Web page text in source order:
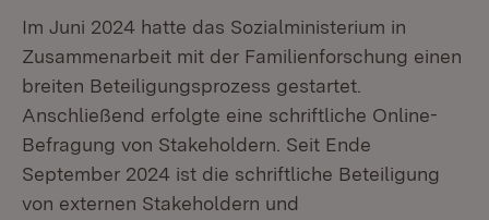
Im Juni 2024 hatte das Sozialministerium in
Zusammenarbeit mit der Familienforschung einen
breiten Beteiligungsprozess gestartet.
Anschließend erfolgte eine schriftliche Online-
Befragung von Stakeholdern. Seit Ende
September 2024 ist die schriftliche Beteiligung
von externen Stakeholdern und